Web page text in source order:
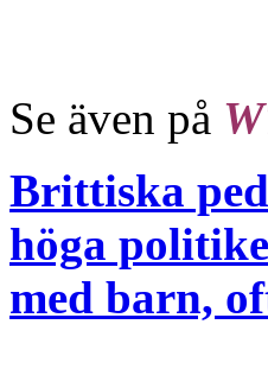
Se även på
Brittiska
höga
med barn,